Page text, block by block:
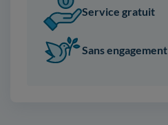
Service gratuit
Sans engagement